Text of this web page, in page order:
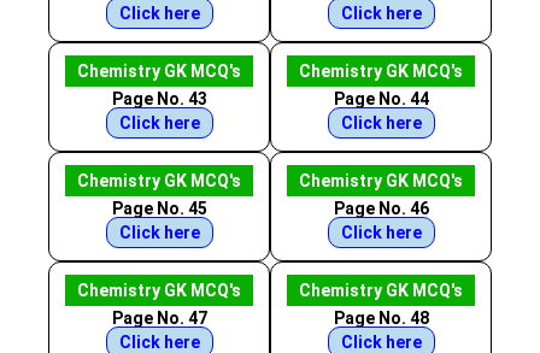
Click here
Click here
Chemistry GK MCQ's
Page No. 43
Click here
Chemistry GK MCQ's
Page No. 44
Click here
Chemistry GK MCQ's
Page No. 45
Click here
Chemistry GK MCQ's
Page No. 46
Click here
Chemistry GK MCQ's
Page No. 47
Click here
Chemistry GK MCQ's
Page No. 48
Click here